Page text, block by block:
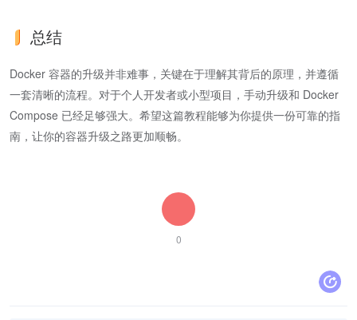
总结
Docker 容器的升级并非难事，关键在于理解其背后的原理，并遵循
一套清晰的流程。对于个人开发者或小型项目，手动升级和 Docker
Compose 已经足够强大。希望这篇教程能够为你提供一份可靠的指
南，让你的容器升级之路更加顺畅。
0